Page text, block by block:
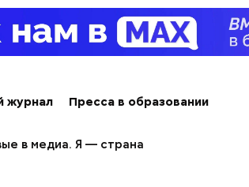
журнал
Пресса в образовании
в медиа. Я — страна
организма